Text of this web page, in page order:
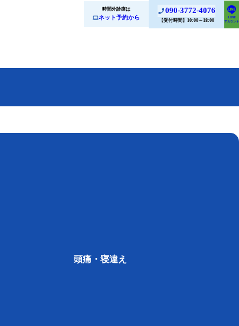
時間外診療は
ネット予約から
090-3772-4076
【受付時間】10:00～18:00
LINE
アカウント
頭痛・寝違え